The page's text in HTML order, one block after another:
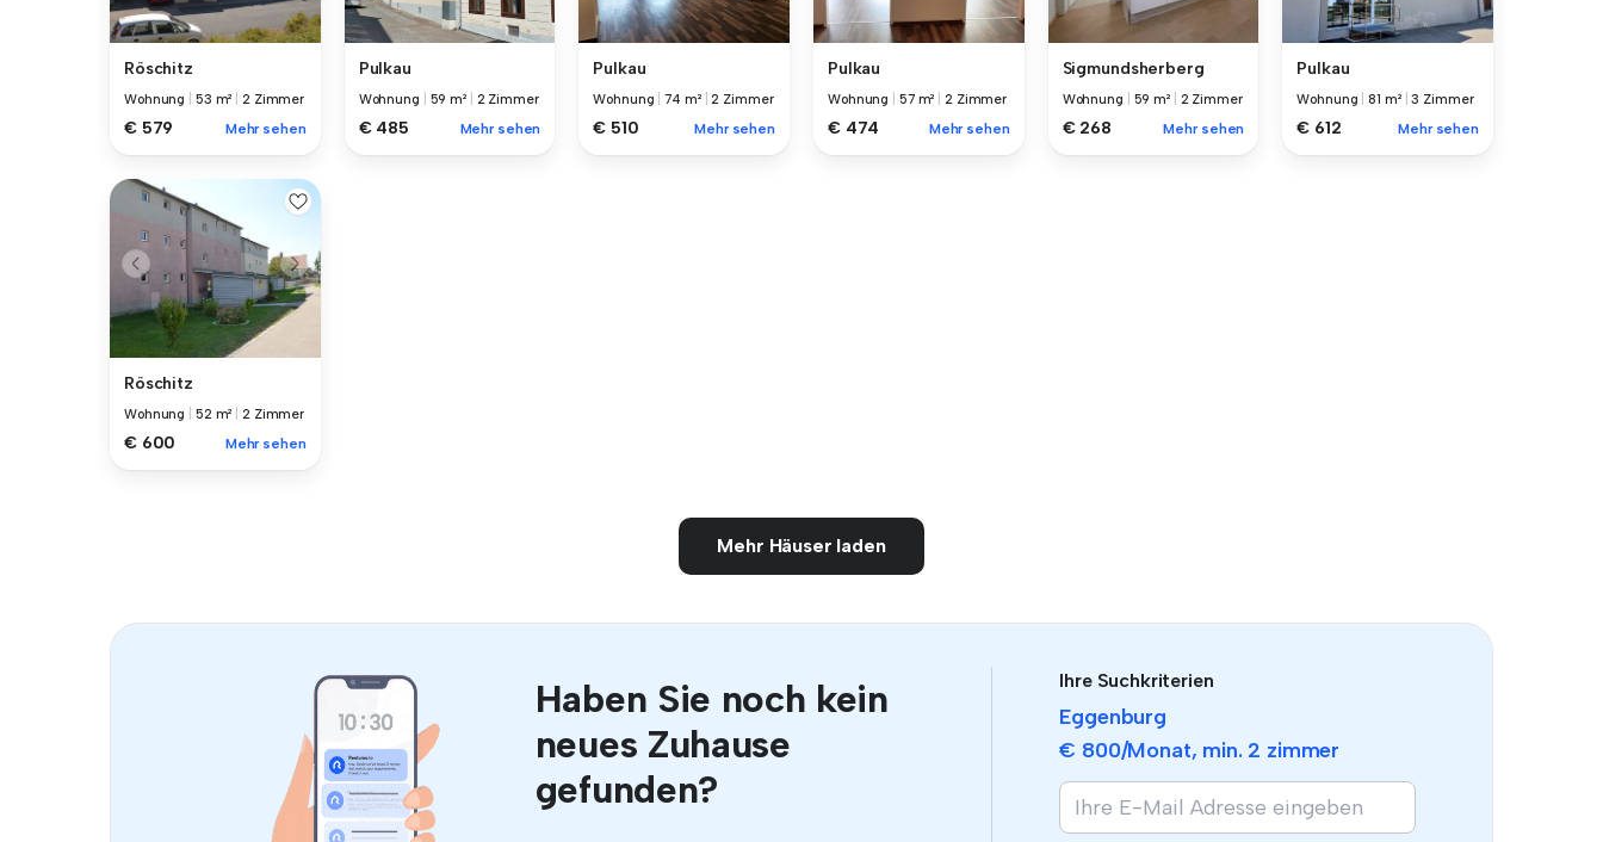
Röschitz
Wohnung 53 m² |2 Zimmer
€ 579 Mehr sehen
Pulkau
Wohnung 59 m² 2 Zimmer
€ 485 Mehr sehen
Pulkau
Wohnung |74 m² |2 Zimmer
€ 510 Mehr sehen
Pulkau
Wohnung 57 m² 2 Zimmer
€ 474 Mehr sehen
Sigmundsherberg
Wohnung 59 m² 2 Zimmer
€ 268 Mehr sehen
Pulkau
Wohnung |81 m² |3 Zimmer
€ 612 Mehr sehen
Röschitz
Wohnung 52 m² |2 Zimmer
€ 600 Mehr sehen
Mehr Häuser laden
Haben Sie noch kein
neues Zuhause
gefunden?
Ihre Suchkriterien
Eggenburg
€ 800/Monat, min. 2 zimmer